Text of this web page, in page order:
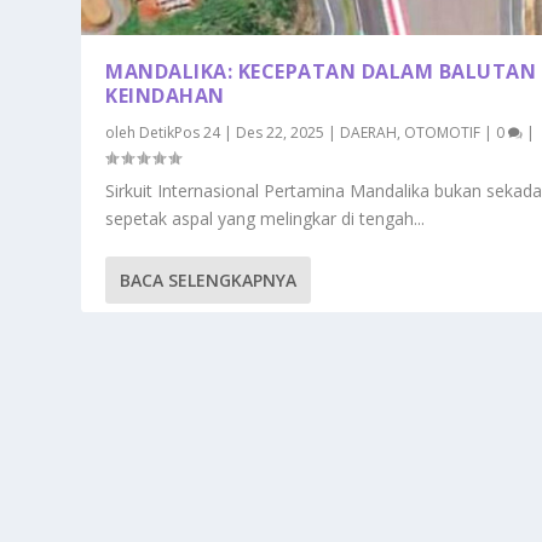
MANDALIKA: KECEPATAN DALAM BALUTAN
KEINDAHAN
oleh DetikPos 24| Des 22, 2025 | DAERAH, OTOMOTIF | 0 |
Sirkuit Internasional Pertamina Mandalika bukan
sepetak aspal yang melingkar di tengah...
BACA SELENGKAPNYA